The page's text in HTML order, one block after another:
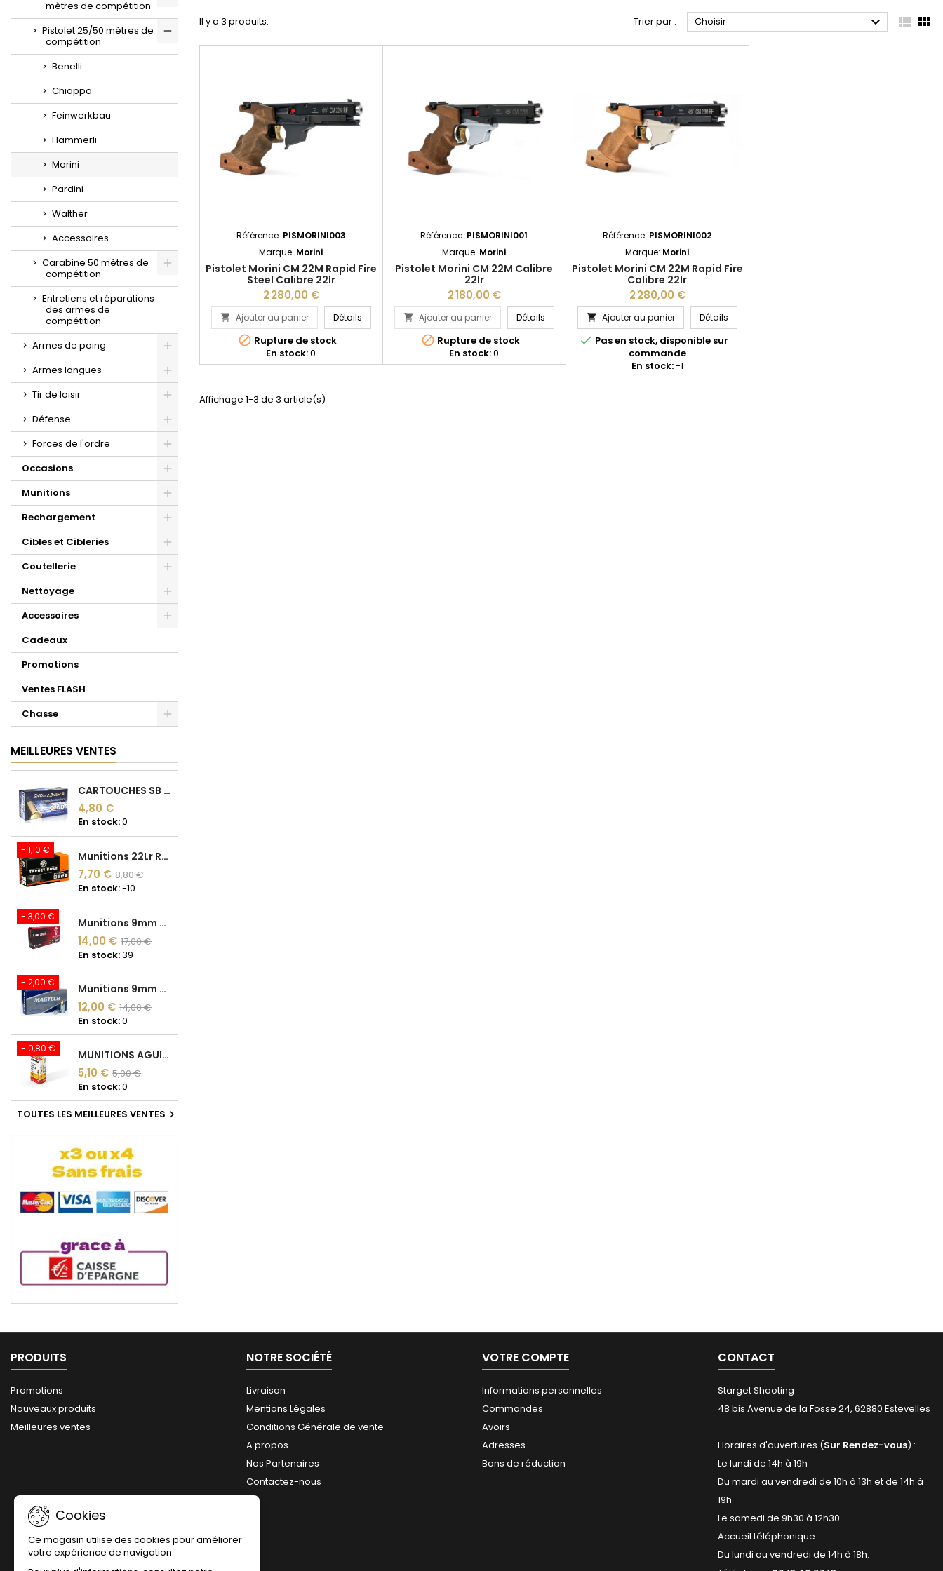
mètres de compétition
Pistolet 25/50 mètres de
compétition
Benelli
Chiappa
Feinwerkbau
Hämmerli
Morini
Pardini
Walther
Accessoires
Carabine 50 mètres de
compétition
Entretiens et réparations
des armes de
compétition
Armes de poing
Armes longues
Tir de loisir
Défense
Forces de l'ordre
Occasions
Munitions
Rechargement
Cibles et Cibleries
Coutellerie
Nettoyage
Accessoires
Cadeaux
Promotions
Ventes FLASH
Chasse
MEILLEURES VENTES
CARTOUCHES SB 22LR CLUB LRN 40gr
4,80 €
En stock:0
- 1,10 € Munitions 22Lr RWS Target Rifle
7,70 € 8,80 €
En stock:-10
- 3,00 € Munitions 9mm Fiocchi FMJ 124 grains
14,00 € 17,00 €
En stock:39
- 2,00 € Munitions 9mm Magtech FMJ Acier 124 grains FMJ
12,00 € 14,00 €
En stock:0
- 0,80 € MUNITIONS AGUILA HV SP 22 LONG RIFLE 40GR* BOITE DE 50
5,10 € 5,90 €
En stock:0
TOUTES LES MEILLEURES VENTES 
Il y a 3 produits. Trier par : Choisir   
Référence: PISMORINI003
Marque: Morini
Pistolet Morini CM 22M Rapid Fire
Steel Calibre 22lr
2 280,00 €
 Ajouter au panier DétailsPistolet Morini CM 22M Rapid Fire Steel Calibre 22lr
 Rupture de stock
En stock:0
Référence: PISMORINI001
Marque: Morini
Pistolet Morini CM 22M Calibre
22lr
2 180,00 €
 Ajouter au panier DétailsPistolet Morini CM 22M Calibre 22lr
 Rupture de stock
En stock:0
Référence: PISMORINI002
Marque: Morini
Pistolet Morini CM 22M Rapid Fire
Calibre 22lr
2 280,00 €
 Ajouter au panier DétailsPistolet Morini CM 22M Rapid Fire Calibre 22lr
 Pas en stock, disponible sur
commande
En stock:-1
Affichage 1-3 de 3 article(s)
PRODUITS
Promotions
Nouveaux produits
Meilleures ventes
NOTRE SOCIÉTÉ
Livraison
Mentions Légales
Conditions Générale de vente
A propos
Nos Partenaires
Contactez-nous
VOTRE COMPTE
Informations personnelles
Commandes
Avoirs
Adresses
Bons de réduction
CONTACT
Starget Shooting
48 bis Avenue de la Fosse 24, 62880 Estevelles
Horaires d'ouvertures (Sur Rendez-vous) :
Le lundi de 14h à 19h
Du mardi au vendredi de 10h à 13h et de 14h à
19h
Le samedi de 9h30 à 12h30
Accueil téléphonique :
Du lundi au vendredi de 14h à 18h.
Cookies
Ce magasin utilise des cookies pour améliorer
votre expérience de navigation.